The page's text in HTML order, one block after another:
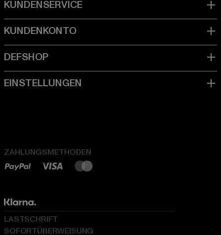
ZAHLUNGSMETHODEN
LASTSCHRIFT
SOFORTÜBERWEISUNG